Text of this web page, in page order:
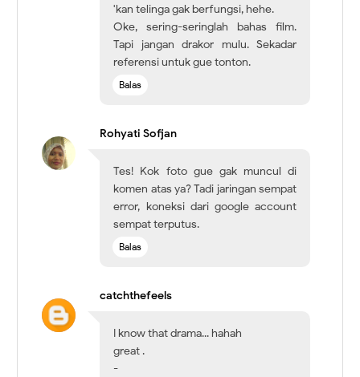
'kan telinga gak berfungsi, hehe.
Oke, sering-seringlah bahas film.
Tapi jangan drakor mulu. Sekadar
referensi untuk gue tonton.
Balas
Rohyati Sofjan
Tes! Kok foto gue gak muncul di
komen atas ya? Tadi jaringan sempat
error, koneksi dari google account
sempat terputus.
Balas
catchthefeels
I know that drama... hahah
great .
-